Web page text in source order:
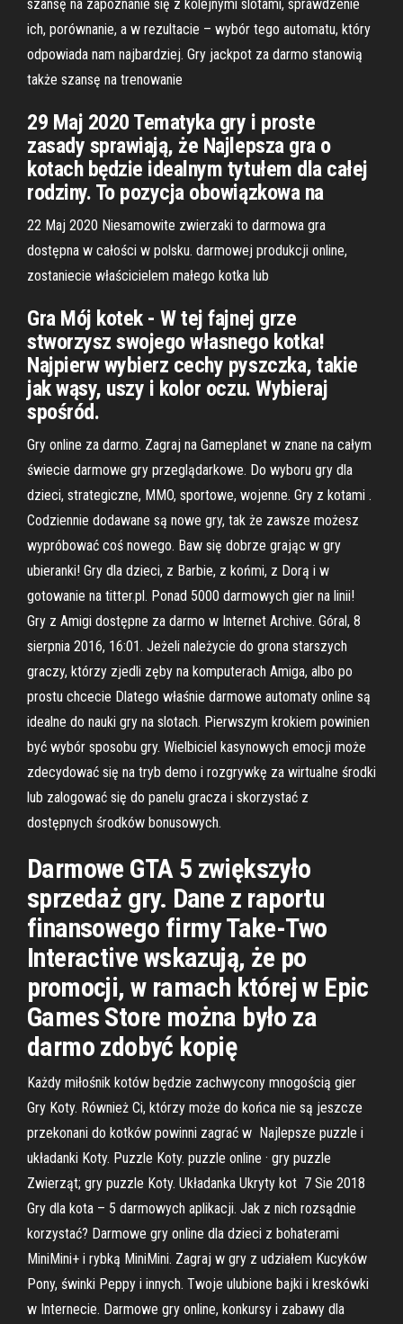
szansę na zapoznanie się z kolejnymi slotami, sprawdzenie
ich, porównanie, a w rezultacie – wybór tego automatu, który
odpowiada nam najbardziej. Gry jackpot za darmo stanowią
także szansę na trenowanie
29 Maj 2020 Tematyka gry i proste
zasady sprawiają, że Najlepsza gra o
kotach będzie idealnym tytułem dla całej
rodziny. To pozycja obowiązkowa na
22 Maj 2020 Niesamowite zwierzaki to darmowa gra
dostępna w całości w polsku. darmowej produkcji online,
zostaniecie właścicielem małego kotka lub
Gra Mój kotek - W tej fajnej grze
stworzysz swojego własnego kotka!
Najpierw wybierz cechy pyszczka, takie
jak wąsy, uszy i kolor oczu. Wybieraj
spośród.
Gry online za darmo. Zagraj na Gameplanet w znane na całym
świecie darmowe gry przeglądarkowe. Do wyboru gry dla
dzieci, strategiczne, MMO, sportowe, wojenne. Gry z kotami .
Codziennie dodawane są nowe gry, tak że zawsze możesz
wypróbować coś nowego. Baw się dobrze grając w gry
ubieranki! Gry dla dzieci, z Barbie, z końmi, z Dorą i w
gotowanie na titter.pl. Ponad 5000 darmowych gier na linii!
Gry z Amigi dostępne za darmo w Internet Archive. Góral, 8
sierpnia 2016, 16:01. Jeżeli należycie do grona starszych
graczy, którzy zjedli zęby na komputerach Amiga, albo po
prostu chcecie Dlatego właśnie darmowe automaty online są
idealne do nauki gry na slotach. Pierwszym krokiem powinien
być wybór sposobu gry. Wielbiciel kasynowych emocji może
zdecydować się na tryb demo i rozgrywkę za wirtualne środki
lub zalogować się do panelu gracza i skorzystać z
dostępnych środków bonusowych.
Darmowe GTA 5 zwiększyło
sprzedaż gry. Dane z raportu
finansowego firmy Take-Two
Interactive wskazują, że po
promocji, w ramach której w Epic
Games Store można było za
darmo zdobyć kopię
Każdy miłośnik kotów będzie zachwycony mnogością gier
Gry Koty. Również Ci, którzy może do końca nie są jeszcze
przekonani do kotków powinni zagrać w Najlepsze puzzle i
układanki Koty. Puzzle Koty. puzzle online · gry puzzle
Zwierząt; gry puzzle Koty. Układanka Ukryty kot 7 Sie 2018
Gry dla kota – 5 darmowych aplikacji. Jak z nich rozsądnie
korzystać? Darmowe gry online dla dzieci z bohaterami
MiniMini+ i rybką MiniMini. Zagraj w gry z udziałem Kucyków
Pony, świnki Peppy i innych. Twoje ulubione bajki i kreskówki
w Internecie. Darmowe gry online, konkursy i zabawy dla